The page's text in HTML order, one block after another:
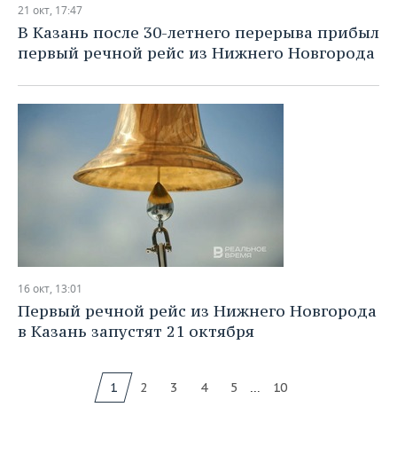
21 окт, 17:47
В Казань после 30-летнего перерыва прибыл
первый речной рейс из Нижнего Новгорода
16 окт, 13:01
Первый речной рейс из Нижнего Новгорода
в Казань запустят 21 октября
1 2 3 4 5 ... 10